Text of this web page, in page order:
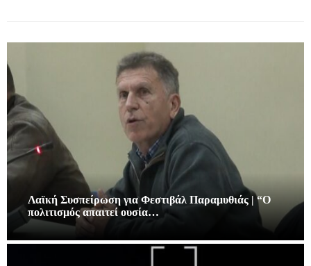
Λαϊκή Συσπείρωση για Φεστιβάλ Παραμυθιάς | “Ο
πολιτισμός απαιτεί ουσία…